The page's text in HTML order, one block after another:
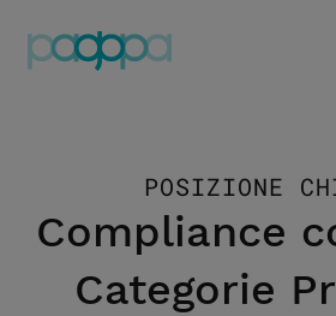
POSIZIONE
Compliance
Categorie